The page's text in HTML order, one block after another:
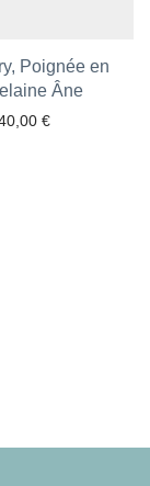
Poignée en
Âne
€
aux favoris